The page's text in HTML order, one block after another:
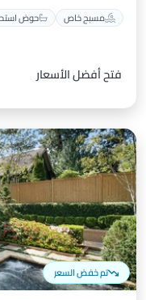
مسبح خاص
حوض
فتح أفضل الأسعار
تم خفض السعر